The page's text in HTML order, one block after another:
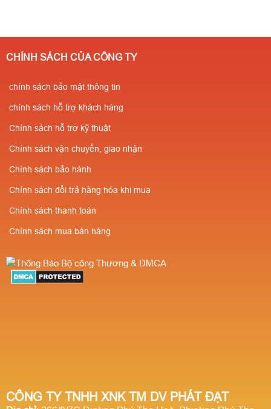
CÔNG TY TNHH XNK TM DV PHÁT ĐẠT
CHÍNH SÁCH CỦA CÔNG TY
chính sách bảo mật thông tin
chính sách hỗ trợ khách hàng
Chính sách hỗ trợ kỹ thuật
Chính sách vận chuyển, giao nhận
Chính sách bảo hành
Chính sách đổi trả hàng hóa khi mua
Chính sách thanh toán
Chính sách mua bán hàng